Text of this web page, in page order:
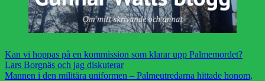
Kan vi hoppas på en kommission som klarar upp Palmemordet?
Lars Borgnäs och jag diskuterar
Mannen i den militära uniformen – Palmeutredarna hittade honom,